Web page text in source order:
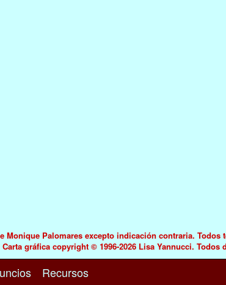
Monique Palomares excepto indicación contraria.
gráfica copyright © 1996-2026 Lisa Yannucci. Todos
Recursos